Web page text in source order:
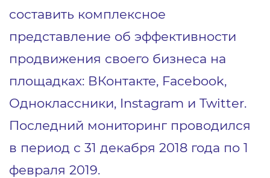
составить комплексное
представление об эффективности
продвижения своего бизнеса на
площадках: ВКонтакте, Facebook,
Одноклассники, Instagram и Twitter.
Последний мониторинг проводился
в период с 31 декабря 2018 года по 1
февраля 2019.